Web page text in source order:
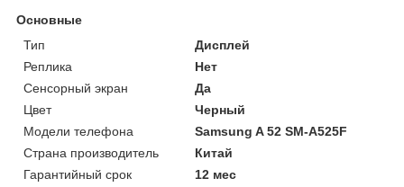
Основные
Тип
Дисплей
Реплика
Нет
Сенсорный экран
Да
Цвет
Черный
Модели телефона
Samsung A 52 SM-A525F
Страна производитель
Китай
Гарантийный срок
12 мес